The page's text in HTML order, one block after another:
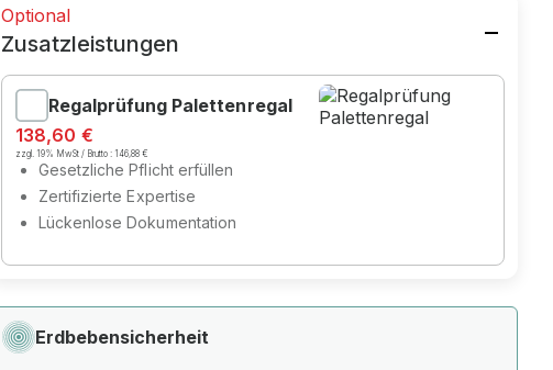
Optional
Zusatzleistungen
Regalprüfung Palettenregal
138,60 €
zzgl. 19% MwSt / Brutto :146,88 €
Gesetzliche Pflicht erfüllen
Zertifizierte Expertise
Lückenlose Dokumentation
Erdbebensicherheit